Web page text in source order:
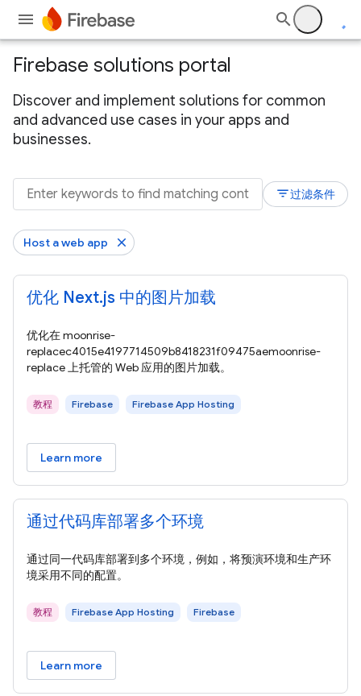
Firebase solutions portal
Discover and implement solutions for common
and advanced use cases in your apps and
businesses.
filter_list过滤条件
Host a web app
优化 Next.js 中的图片加载
优化在 moonrise-
replacec4015e4197714509b8418231f09475aemoonrise-
replace 上托管的 Web 应用的图片加载。
教程 Firebase Firebase App Hosting
Learn more
通过代码库部署多个环境
通过同一代码库部署到多个环境，例如，将预演环境和生产环
境采用不同的配置。
教程 Firebase App Hosting Firebase
Learn more